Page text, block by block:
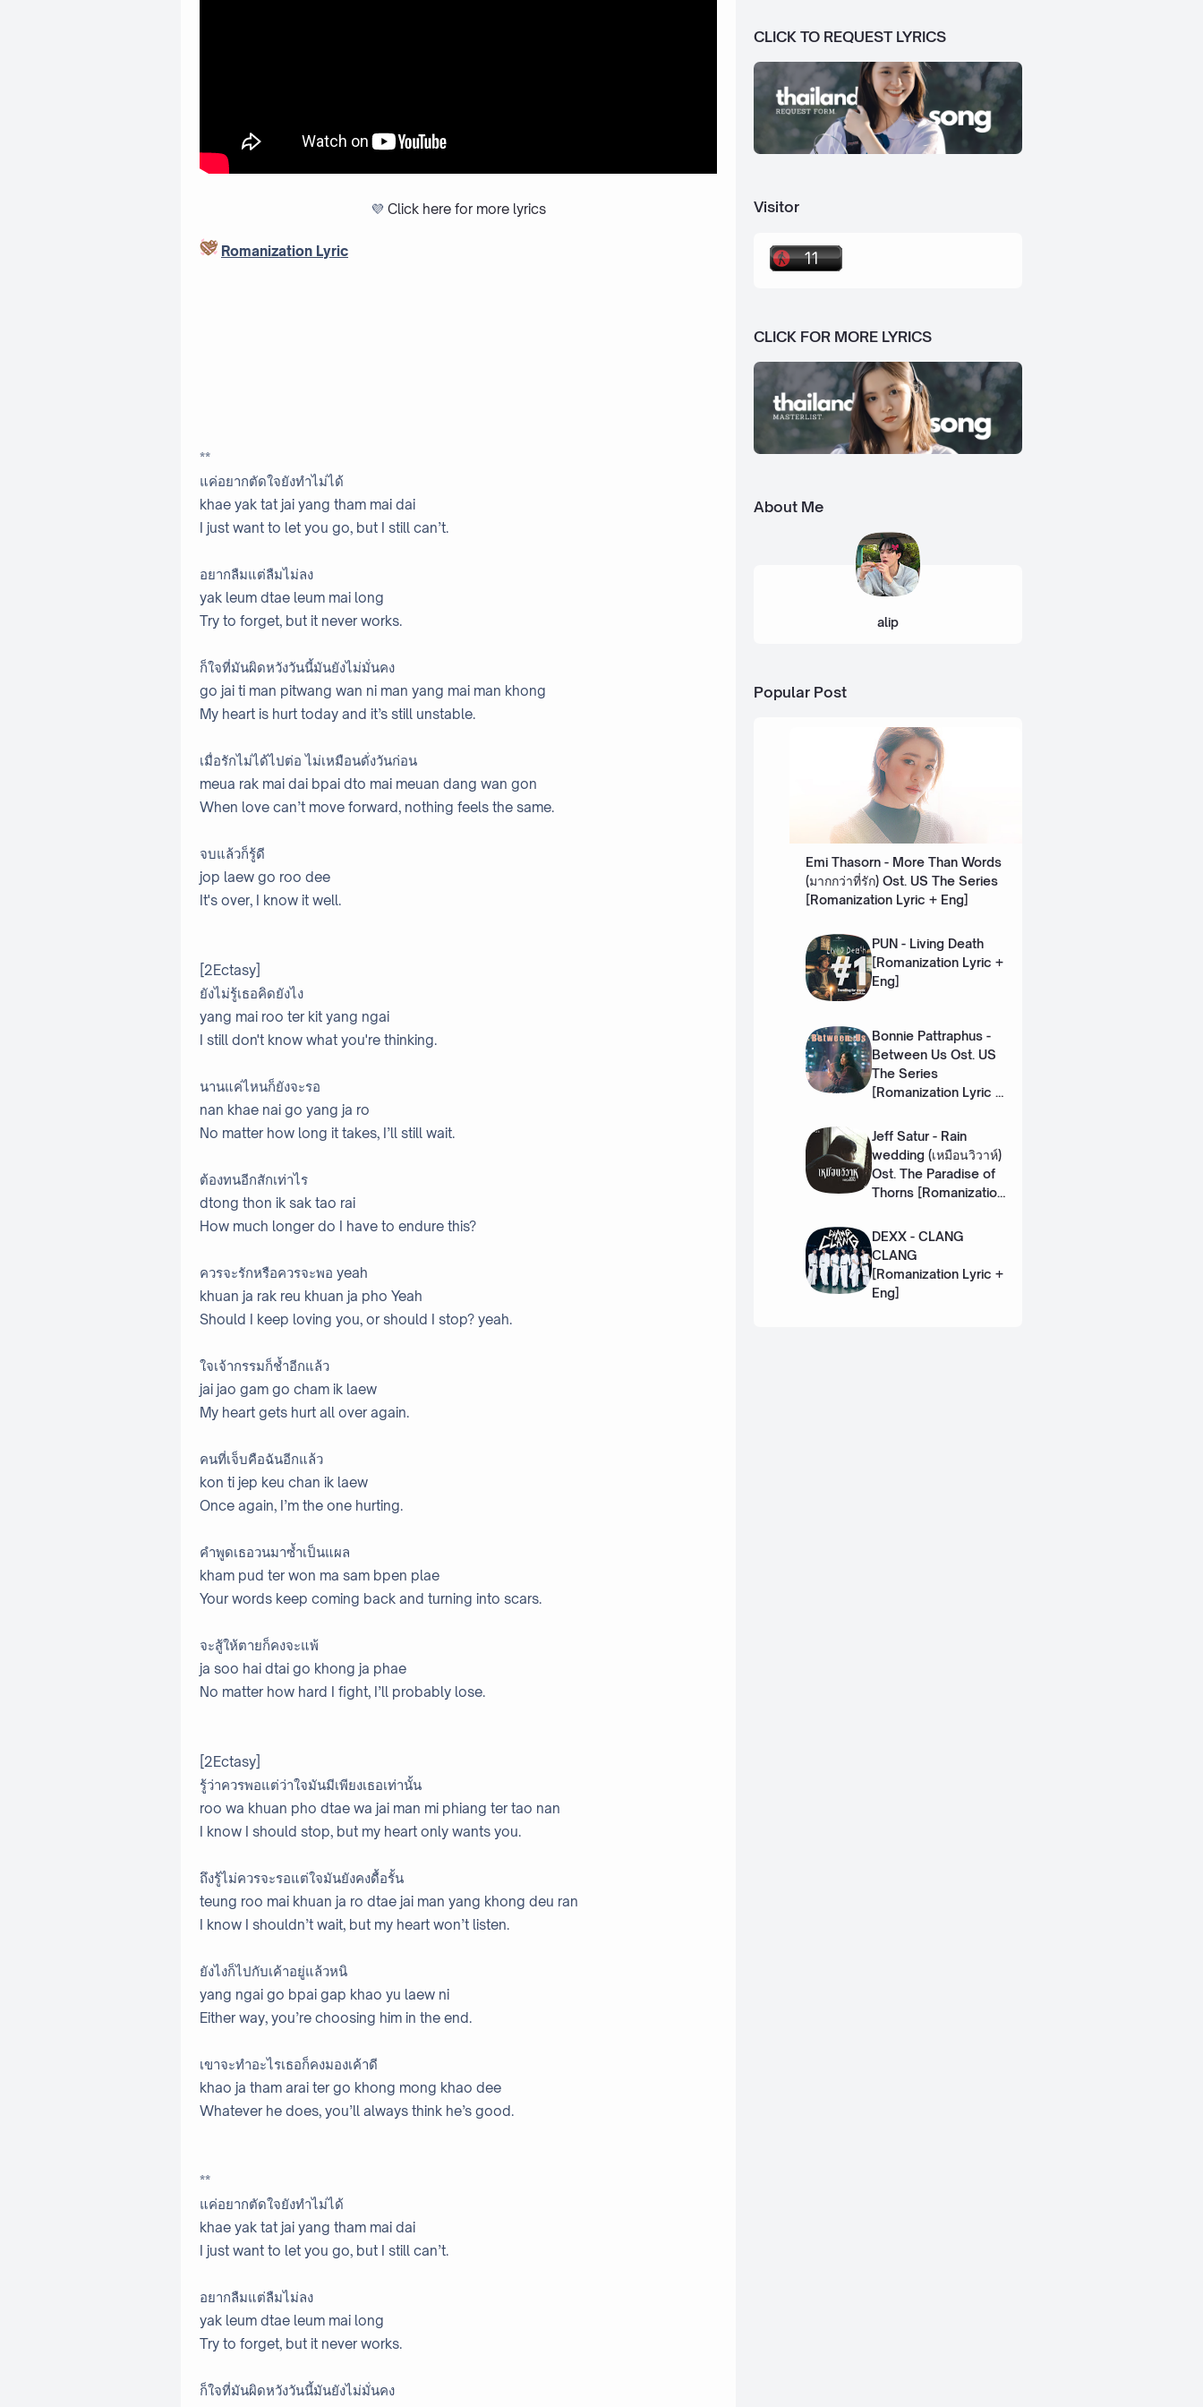
💜 Click here for more lyrics
Romanization Lyric
**
แค่อยากตัดใจยังทำไม่ได้
khae yak tat jai yang tham mai dai
I just want to let you go, but I still can’t.
อยากลืมแต่ลืมไม่ลง
yak leum dtae leum mai long
Try to forget, but it never works.
ก็ใจที่มันผิดหวังวันนี้มันยังไม่มั่นคง
go jai ti man pitwang wan ni man yang mai man khong
My heart is hurt today and it’s still unstable.
เมื่อรักไม่ได้ไปต่อ ไม่เหมือนดั่งวันก่อน
meua rak mai dai bpai dto mai meuan dang wan gon
When love can’t move forward, nothing feels the same.
จบแล้วก็รู้ดี
jop laew go roo dee
It's over, I know it well.
[2Ectasy]
ยังไม่รู้เธอคิดยังไง
yang mai roo ter kit yang ngai
I still don't know what you're thinking.
นานแค่ไหนก็ยังจะรอ
nan khae nai go yang ja ro
No matter how long it takes, I’ll still wait.
ต้องทนอีกสักเท่าไร
dtong thon ik sak tao rai
How much longer do I have to endure this?
ควรจะรักหรือควรจะพอ yeah
khuan ja rak reu khuan ja pho Yeah
Should I keep loving you, or should I stop? yeah.
ใจเจ้ากรรมก็ช้ำอีกแล้ว
jai jao gam go cham ik laew
My heart gets hurt all over again.
คนที่เจ็บคือฉันอีกแล้ว
kon ti jep keu chan ik laew
Once again, I’m the one hurting.
คำพูดเธอวนมาซ้ำเป็นแผล
kham pud ter won ma sam bpen plae
Your words keep coming back and turning into scars.
จะสู้ให้ตายก็คงจะแพ้
ja soo hai dtai go khong ja phae
No matter how hard I fight, I’ll probably lose.
[2Ectasy]
รู้ว่าควรพอแต่ว่าใจมันมีเพียงเธอเท่านั้น
roo wa khuan pho dtae wa jai man mi phiang ter tao nan
I know I should stop, but my heart only wants you.
ถึงรู้ไม่ควรจะรอแต่ใจมันยังคงดื้อรั้น
teung roo mai khuan ja ro dtae jai man yang khong deu ran
I know I shouldn’t wait, but my heart won’t listen.
ยังไงก็ไปกับเค้าอยู่แล้วหนิ
yang ngai go bpai gap khao yu laew ni
Either way, you’re choosing him in the end.
เขาจะทำอะไรเธอก็คงมองเค้าดี
khao ja tham arai ter go khong mong khao dee
Whatever he does, you’ll always think he’s good.
**
แค่อยากตัดใจยังทำไม่ได้
khae yak tat jai yang tham mai dai
I just want to let you go, but I still can’t.
อยากลืมแต่ลืมไม่ลง
yak leum dtae leum mai long
Try to forget, but it never works.
ก็ใจที่มันผิดหวังวันนี้มันยังไม่มั่นคง
CLICK TO REQUEST LYRICS
Visitor
CLICK FOR MORE LYRICS
About Me
alip
Popular Post
Emi Thasorn - More Than Words
(มากกว่าที่รัก) Ost. US The Series
[Romanization Lyric + Eng]
PUN - Living Death
[Romanization Lyric +
Eng]
Bonnie Pattraphus -
Between Us Ost. US
The Series
[Romanization Lyric +
Jeff Satur - Rain
wedding (เหมือนวิวาห์)
Ost. The Paradise of
Thorns [Romanization
DEXX - CLANG
CLANG
[Romanization Lyric +
Eng]